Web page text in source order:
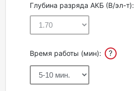
Глубина разряда АКБ (В/эл-т):
Время работы (мин): ?